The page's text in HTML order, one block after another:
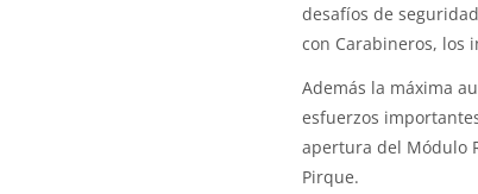
desafíos de
con Carabineros, los
Además la máxima
esfuerzos
apertura del Módulo
Pirque.